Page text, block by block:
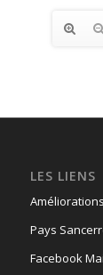
LES LIENS
Pays
Facebook